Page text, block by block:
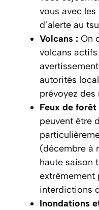
vous avec les
d’alerte au
Volcans : On
volcans
autorités
prévoyez des
Feux de forêt
peuvent être
(décembre à
haute saison
extrêmement
interdictions
Inondations